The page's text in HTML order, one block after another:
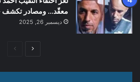
معقّد… ومصادر تكشف
ديسمبر 26, 2025
الصفحة